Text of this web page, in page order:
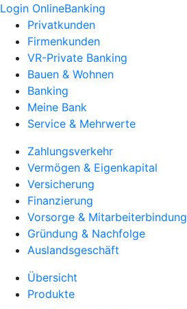
Login OnlineBanking
Privatkunden
Firmenkunden
VR-Private Banking
Bauen & Wohnen
Banking
Meine Bank
Service & Mehrwerte
Zahlungsverkehr
Vermögen & Eigenkapital
Versicherung
Finanzierung
Vorsorge & Mitarbeiterbindung
Gründung & Nachfolge
Auslandsgeschäft
Übersicht
Produkte